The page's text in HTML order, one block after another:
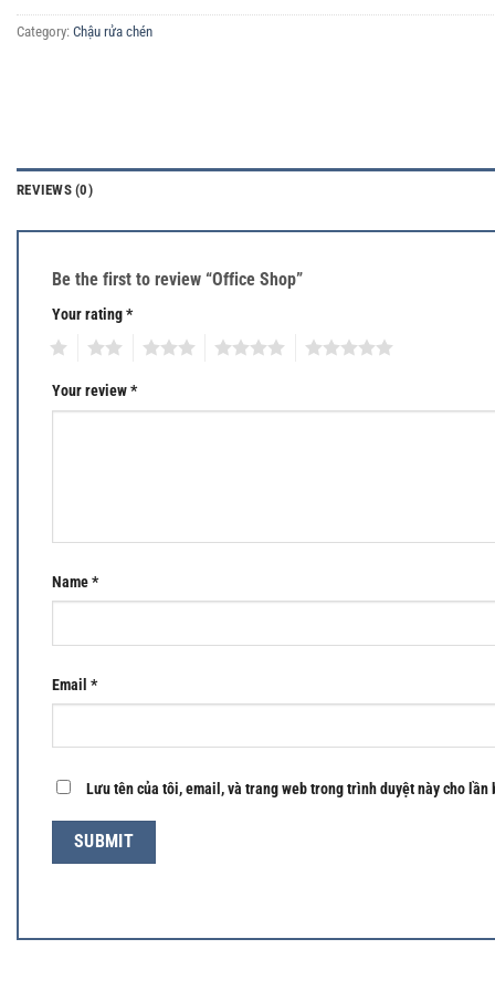
Category: Chậu rửa chén
REVIEWS (0)
Be the first to review “Office Shop”
Your rating*
Your review*
Name*
Email *
Lưu tên của tôi, email, và trang web trong trình duyệt này cho